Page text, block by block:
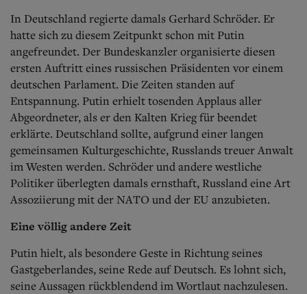
In Deutschland regierte damals Gerhard Schröder. Er
hatte sich zu diesem Zeitpunkt schon mit Putin
angefreundet. Der Bundeskanzler organisierte diesen
ersten Auftritt eines russischen Präsidenten vor einem
deutschen Parlament. Die Zeiten standen auf
Entspannung. Putin erhielt tosenden Applaus aller
Abgeordneter, als er den Kalten Krieg für beendet
erklärte. Deutschland sollte, aufgrund einer langen
gemeinsamen Kulturgeschichte, Russlands treuer Anwalt
im Westen werden. Schröder und andere westliche
Politiker überlegten damals ernsthaft, Russland eine Art
Assoziierung mit der NATO und der EU anzubieten.
Eine völlig andere Zeit
Putin hielt, als besondere Geste in Richtung seines
Gastgeberlandes, seine Rede auf Deutsch. Es lohnt sich,
seine Aussagen rückblendend im Wortlaut nachzulesen.